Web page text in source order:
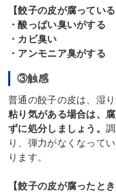
【餃子の皮が腐ってい
・酸っぱい臭いがする
・カビ臭い
・アンモニア臭がする
③触感
普通の餃子の皮は、湿
粘り気がある場合は、
ずに処分しましょう。
り、弾力がなくなって
ります。
【餃子の皮が腐ったと